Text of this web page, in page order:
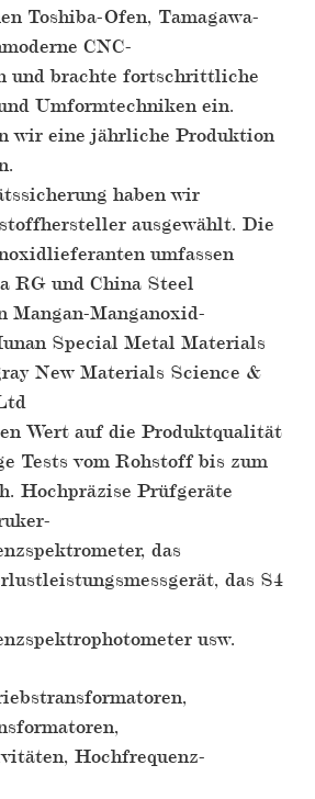
Toshiba-Ofen, Tamagawa-
CNC-
und brachte fortschrittliche
Umformtechniken ein.
wir eine jährliche Produktion
haben wir
ausgewählt. Die
umfassen
RG und China Steel
Mangan-Manganoxid-
Special Metal Materials
New Materials Science &
Wert auf die Produktqualität
Tests vom Rohstoff bis zum
Hochpräzise Prüfgeräte
das
das S4
usw.
Hochfrequenz-